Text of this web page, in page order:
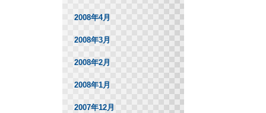
2008年4月
2008年3月
2008年2月
2008年1月
2007年12月